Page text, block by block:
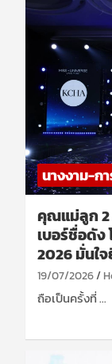
นางงาม-ก
คุณแม่ลูก 2
เบอร์ชื่อดัง
2026 มั่นใ
19/07/2026
ถือเป็นครั้งที่ …